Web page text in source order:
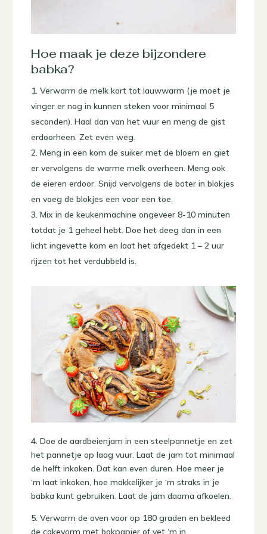
Hoe maak je deze bijzondere
babka?
Verwarm de melk kort tot lauwwarm (je moet je
vinger er nog in kunnen steken voor minimaal 5
seconden). Haal dan van het vuur en meng de gist
erdoorheen. Zet even weg.
Meng in een kom de suiker met de bloem en giet
er vervolgens de warme melk overheen. Meng ook
de eieren erdoor. Snijd vervolgens de boter in blokjes
en voeg de blokjes een voor een toe.
Mix in de keukenmachine ongeveer 8-10 minuten
totdat je 1 geheel hebt. Doe het deeg dan in een
licht ingevette kom en laat het afgedekt 1 – 2 uur
rijzen tot het verdubbeld is.
4. Doe de aardbeienjam in een steelpannetje en zet
het pannetje op laag vuur. Laat de jam tot minimaal
de helft inkoken. Dat kan even duren. Hoe meer je
‘m laat inkoken, hoe makkelijker je ‘m straks in je
babka kunt gebruiken. Laat de jam daarna afkoelen.
5. Verwarm de oven voor op 180 graden en bekleed
de cakevorm met bakpapier of vet ‘m in.